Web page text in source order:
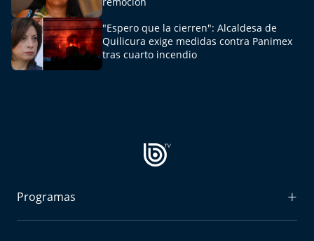
"Espero que la cierren": Alcaldesa de
Quilicura exige medidas contra Panimex
tras cuarto incendio
Programas